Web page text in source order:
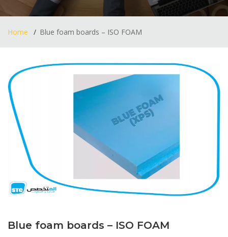
Home Blue foam boards – ISO FOAM
Blue foam boards – ISO FOAM